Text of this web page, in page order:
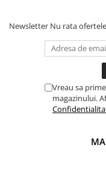
Camere Termice
Newsletter Nu rata
Vreau sa
magazinului.